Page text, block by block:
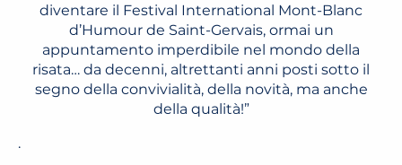
diventare il Festival International Mont-Blanc
d’Humour de Saint-Gervais, ormai un
appuntamento imperdibile nel mondo della
risata… da decenni, altrettanti anni posti sotto il
segno della convivialità, della novità, ma anche
della qualità!”
.